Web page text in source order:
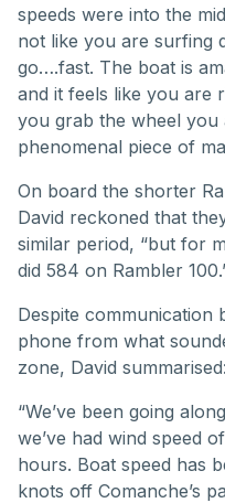
speeds were into the
not like you are surfing
go….fast. The boat is
and it feels like you are
you grab the wheel
phenomenal piece of
On board the shorter
David reckoned that
similar period, “but for
did 584 on Rambler
Despite communication
phone from what
zone, David summarised:
“We’ve been going
we’ve had wind speed
hours. Boat speed has
knots off Comanche’s